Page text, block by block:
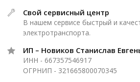
Свой сервисный центр
В нашем сервисе быстрый и
электротранспорта.
ИП – Новиков Станислав
ИНН - 667357546917
ОГРНИП - 321665800070345